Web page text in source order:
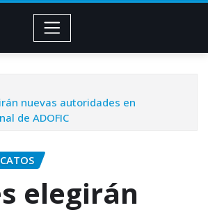
nuevas autoridades en
de ADOFIC
elegirán